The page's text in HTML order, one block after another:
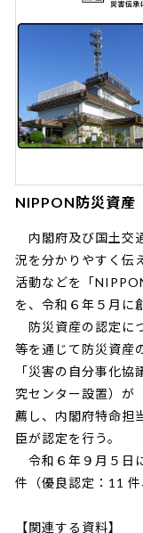
NIPPON防災資産
内閣府及び国土交
況を分かりやすく伝
活動などを「
を、令和６年５月に
防災資産の認定に
等を通じて防災資産
「災害の自分事化
究センター設置）が
薦し、内閣府特命担
臣が認定を行う。
令和６年９月５日
件（優良認定：11
【関連する資料】